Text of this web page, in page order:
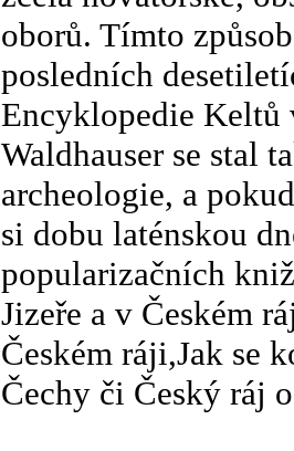
oborů. Tímto
posledních
Encyklopedie Keltů
Waldhauser se stal
archeologie, a
si dobu laténskou
popularizačních
Jizeře a v Českém
Českém ráji,Jak se
Čechy či Český ráj